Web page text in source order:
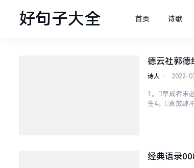
好句子大全 首页 诗歌
德云社郭德
诗人 ⋅ 2022-
1。早成者未
生4。真放肆
经典语录